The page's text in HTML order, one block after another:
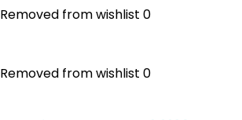
Removed from wishlist 0
Removed from wishlist 0